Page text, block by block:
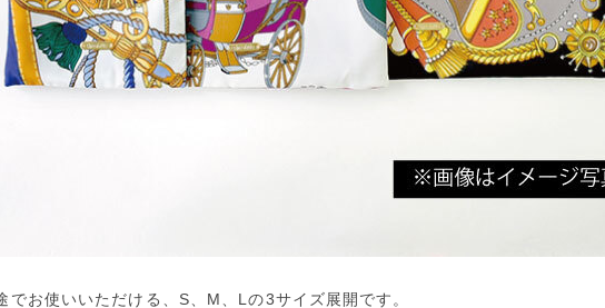
でお使いいただける、S、M、Lの3サイズ展開です。